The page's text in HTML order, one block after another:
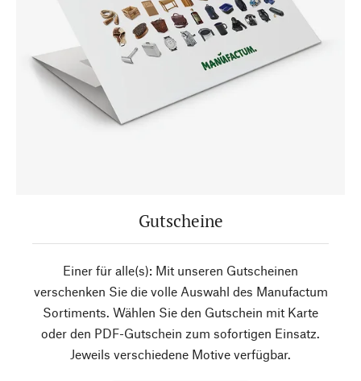
Gutscheine
Einer für alle(s): Mit unseren Gutscheinen
verschenken Sie die volle Auswahl des Manufactum
Sortiments. Wählen Sie den Gutschein mit Karte
oder den PDF-Gutschein zum sofortigen Einsatz.
Jeweils verschiedene Motive verfügbar.